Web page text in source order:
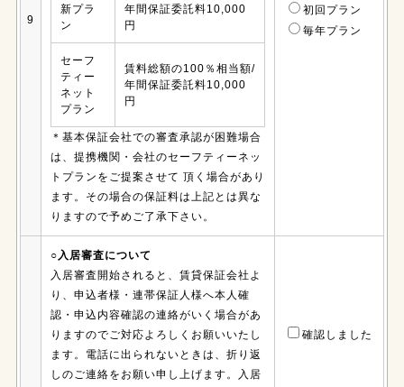
9
新プラ
ン
年間保証委託料10,000
円
セーフ
ティー
ネット
プラン
賃料総額の100％相当額/
年間保証委託料10,000
円
＊基本保証会社での審査承認が困難場合
は、提携機関・会社のセーフティーネッ
トプランをご提案させて 頂く場合があり
ます。その場合の保証料は上記とは異な
りますので予めご了承下さい。
初回プラン
毎年プラン
○入居審査について
入居審査開始されると、賃貸保証会社よ
り、申込者様・連帯保証人様へ本人確
認・申込内容確認の連絡がいく場合があ
りますのでご対応よろしくお願いいたし
ます。電話に出られないときは、折り返
しのご連絡をお願い申し上げます。入居
確認しました